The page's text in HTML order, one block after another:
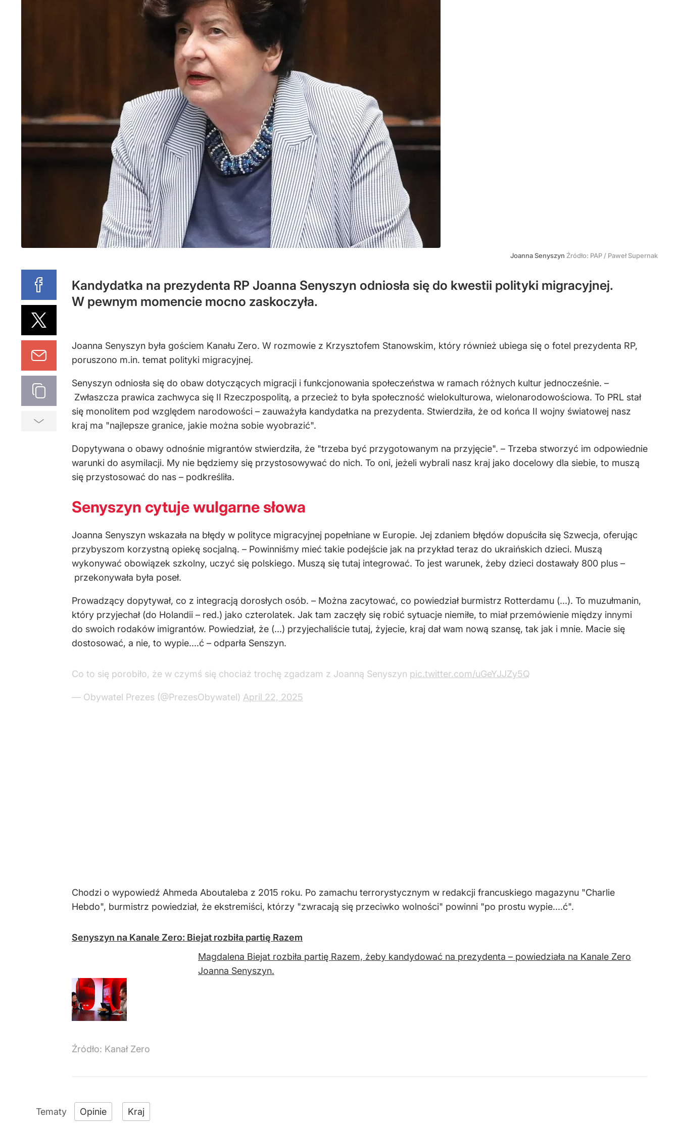
Dopiero w marcu zapadną kluczowe decyzje. Los TVN w rękach sądu
Sąd oddalił kasację PiS. Tusk triumfuje
Gadowski: Gdzie poszła polska pomoc na Ukrainie?
Joanna Senyszyn Źródło: PAP / Paweł Supernak
Kandydatka na prezydenta RP Joanna Senyszyn odniosła się do kwestii polityki migracyjnej.
W pewnym momencie mocno zaskoczyła.
Joanna Senyszyn była gościem Kanału Zero. W rozmowie z Krzysztofem Stanowskim, który również ubiega się o fotel prezydenta RP,
poruszono m.in. temat polityki migracyjnej.
Senyszyn odniosła się do obaw dotyczących migracji i funkcjonowania społeczeństwa w ramach różnych kultur jednocześnie. –
Zwłaszcza prawica zachwyca się II Rzeczpospolitą, a przecież to była społeczność wielokulturowa, wielonarodowościowa. To PRL stał
się monolitem pod względem narodowości – zauważyła kandydatka na prezydenta. Stwierdziła, że od końca II wojny światowej nasz
kraj ma "najlepsze granice, jakie można sobie wyobrazić".
Dopytywana o obawy odnośnie migrantów stwierdziła, że "trzeba być przygotowanym na przyjęcie". – Trzeba stworzyć im odpowiednie
warunki do asymilacji. My nie będziemy się przystosowywać do nich. To oni, jeżeli wybrali nasz kraj jako docelowy dla siebie, to muszą
się przystosować do nas – podkreśliła.
Senyszyn cytuje wulgarne słowa
Joanna Senyszyn wskazała na błędy w polityce migracyjnej popełniane w Europie. Jej zdaniem błędów dopuściła się Szwecja, oferując
przybyszom korzystną opiekę socjalną. – Powinniśmy mieć takie podejście jak na przykład teraz do ukraińskich dzieci. Muszą
wykonywać obowiązek szkolny, uczyć się polskiego. Muszą się tutaj integrować. To jest warunek, żeby dzieci dostawały 800 plus –
przekonywała była poseł.
Prowadzący dopytywał, co z integracją dorosłych osób. – Można zacytować, co powiedział burmistrz Rotterdamu (...). To muzułmanin,
który przyjechał (do Holandii – red.) jako czterolatek. Jak tam zaczęły się robić sytuacje niemiłe, to miał przemówienie między innymi
do swoich rodaków imigrantów. Powiedział, że (...) przyjechaliście tutaj, żyjecie, kraj dał wam nową szansę, tak jak i mnie. Macie się
dostosować, a nie, to wypie....ć – odparła Senszyn.
Co to się porobiło, że w czymś się chociaż trochę zgadzam z Joanną Senyszyn pic.twitter.com/uGeYJJZy5Q
— Obywatel Prezes (@PrezesObywatel) April 22, 2025
Chodzi o wypowiedź Ahmeda Aboutaleba z 2015 roku. Po zamachu terrorystycznym w redakcji francuskiego magazynu "Charlie
Hebdo", burmistrz powiedział, że ekstremiści, którzy "zwracają się przeciwko wolności" powinni "po prostu wypie....ć".
Senyszyn na Kanale Zero: Biejat rozbiła partię Razem
Magdalena Biejat rozbiła partię Razem, żeby kandydować na prezydenta – powiedziała na Kanale Zero
Joanna Senyszyn.
Źródło: Kanał Zero
Opinie Kraj